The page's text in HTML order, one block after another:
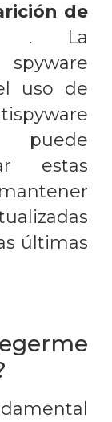
de
. La
uso de
puede
estas
últimas